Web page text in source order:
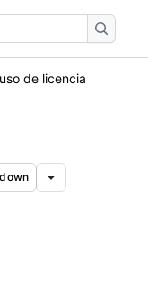
de licencia